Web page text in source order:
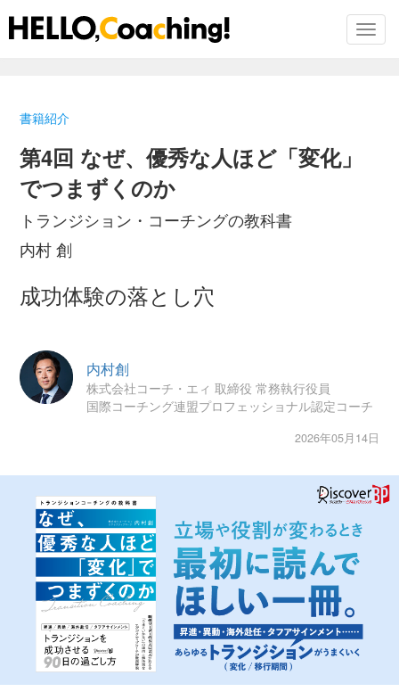
書籍紹介
第4回 なぜ、優秀な人ほど「変化」
でつまずくのか
トランジション・コーチングの教科書
内村 創
成功体験の落とし穴
内村創
株式会社コーチ・エィ 取締役 常務執行役員
国際コーチング連盟プロフェッショナル認定コーチ
2026年05月14日